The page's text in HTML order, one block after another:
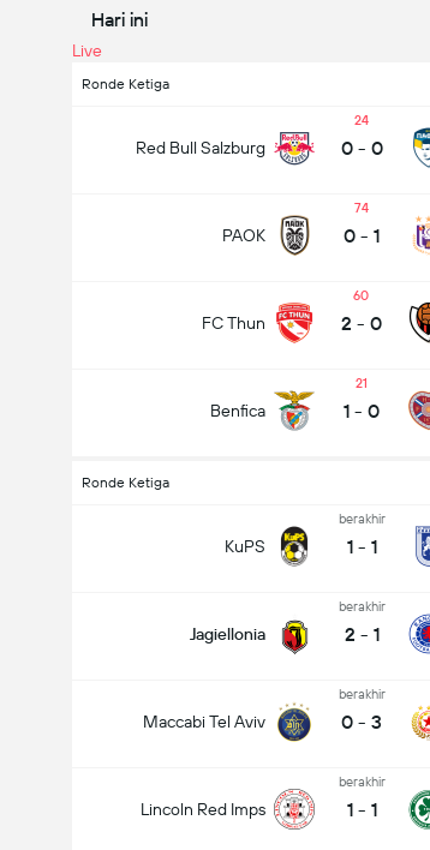
Hari ini
Live
Ronde Ketiga
Red Bull Salzburg
24
0 - 0
PAOK
74
0 - 1
FC Thun
60
2 - 0
Benfica
21
1 - 0
Ronde Ketiga
KuPS
berakhir
1 - 1
Jagiellonia
berakhir
2 - 1
Maccabi Tel Aviv
berakhir
0 - 3
Lincoln Red Imps
berakhir
1 - 1